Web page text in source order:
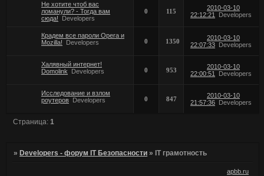
Не хотите чтоб вас
ломанули? - Тогда вам
сюда!
Developers
0 115
2010-03-10
22:12:21
Developers
Крадем все пароли Opera и
Mozilla!
Developers 0 1350
2010-03-10
22:07:33 Developers
Халявный интернет!
Domolink
Developers 0 953
2010-03-10
22:00:51
Developers
Исследование и взлом
роутеров Developers 0 847
2010-03-10
21:57:36 Developers
Страница:1
»Developers - форум IT Безопасности »IT грамотность
apbb.ru